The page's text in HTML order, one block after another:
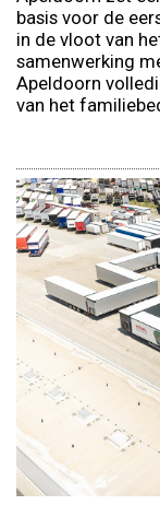
basis voor de
in de vloot van
samenwerking
Apeldoorn
van het